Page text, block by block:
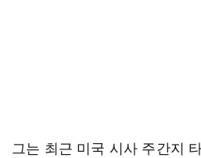
그는 최근 미국 시사 주간지